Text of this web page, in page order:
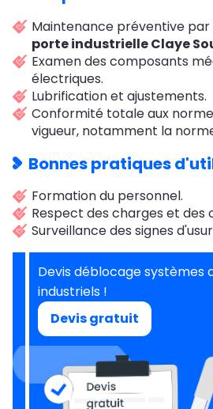
Maintenance préventive par
porte industrielle Claye
Examen des composants
électriques.
Lubrification et ajustements.
Conformité totale aux
vigueur, notamment la norme
Bonnes pratiques
Formation du personnel.
Respect des charges et des
Surveillance des signes
Devis déblocage systèmes
industriels !
Devis gratuit